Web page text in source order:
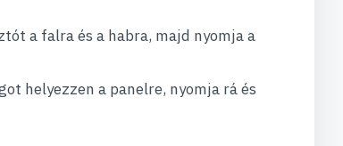
a falra és a habra, majd nyomja a
helyezzen a panelre, nyomja rá és